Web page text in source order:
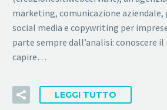
marketing, comunicazione
social media e copywriting per
parte sempre dall’analisi: conoscere il
capire…
LEGGI TUTTO